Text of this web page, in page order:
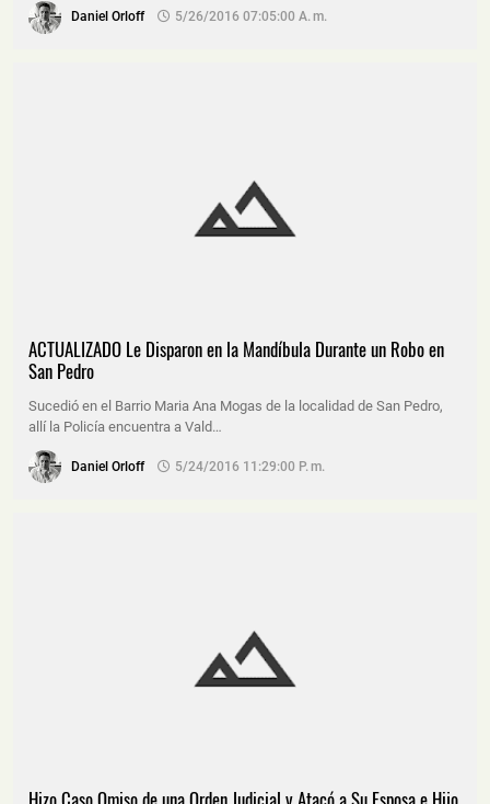
Daniel Orloff 5/26/2016 07:05:00 A. M.
ACTUALIZADO Le Disparon en la Mandíbula Durante un Robo en
San Pedro
Sucedió en el Barrio Maria Ana Mogas de la localidad de San Pedro,
allí la Policía encuentra a Vald…
Daniel Orloff 5/24/2016 11:29:00 P. M.